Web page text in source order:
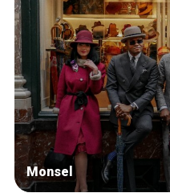
Monsel